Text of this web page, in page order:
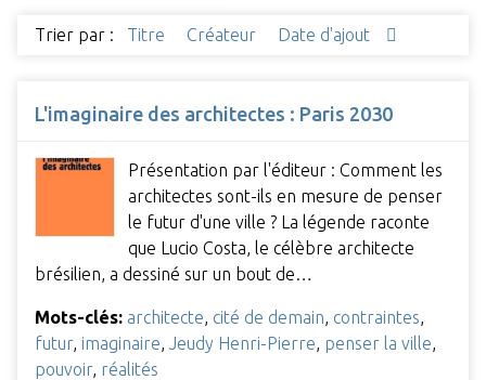
Trier par : Titre Créateur Date d'ajout
L'imaginaire des architectes : Paris 2030
Présentation par l'éditeur : Comment les
architectes sont-ils en mesure de penser
le futur d'une ville ? La légende raconte
que Lucio Costa, le célèbre architecte
brésilien, a dessiné sur un bout de…
Mots-clés: architecte cité de demain contraintes
futur, imaginaire Jeudy Henri-Pierre penser la ville
pouvoir, réalités